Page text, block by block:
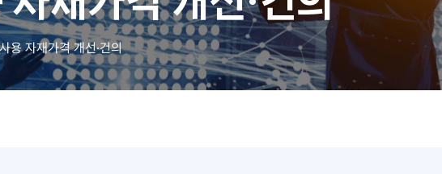
용 자재가격 개선·건의